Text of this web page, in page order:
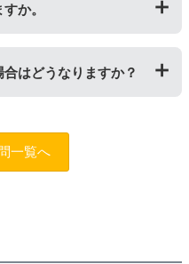
。
、レビューをご投稿いただ
されます。
ようお願いいたします。
か。
することができません。
くご確認ください。な
でお問い合わせくださ
はどうなりますか？
けておりますので、ご購入
一覧へ